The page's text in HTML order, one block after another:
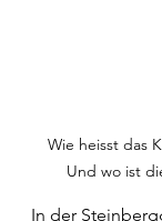
Wie heisst das
Und wo ist
In der